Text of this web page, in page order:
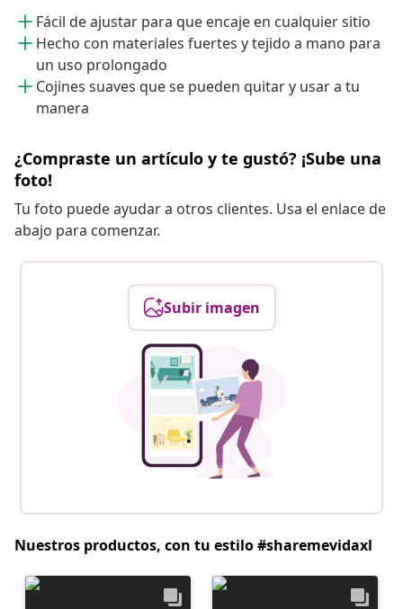
Fácil de ajustar para que encaje en cualquier sitio
Hecho con materiales fuertes y tejido a mano para
un uso prolongado
Cojines suaves que se pueden quitar y usar a tu
manera
¿Compraste un artículo y te gustó? ¡Sube una
foto!
Tu foto puede ayudar a otros clientes. Usa el enlace de
abajo para comenzar.
Subir imagen
Nuestros productos, con tu estilo #sharemevidaxl